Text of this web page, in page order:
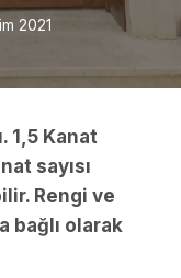
2021
1,5 Kanat
sayısı
Rengi ve
bağlı olarak